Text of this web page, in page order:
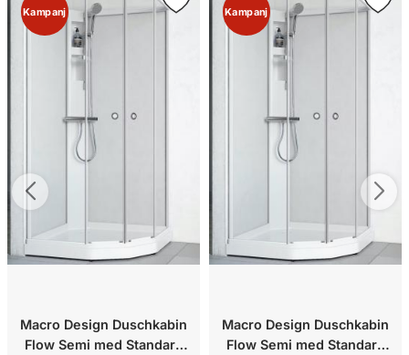
Kampanj
Macro Design Duschkabin
Flow Semi med Standard
Kampanj
Macro Design Duschkabin
Flow Semi med Standard